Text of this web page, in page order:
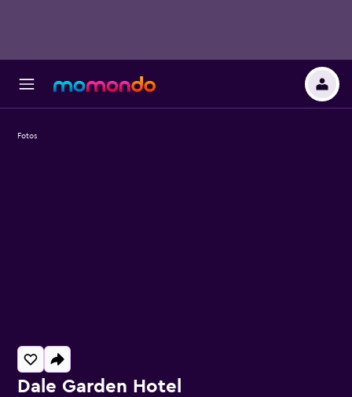
Dale Garden Hotel
Fotos